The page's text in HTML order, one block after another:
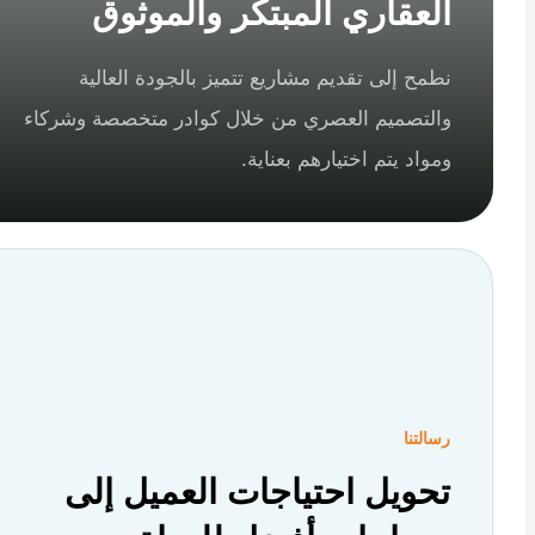
العقاري المبتكر والموثوق
نطمح إلى تقديم مشاريع تتميز بالجودة العالية
والتصميم العصري من خلال كوادر متخصصة وشركاء
ومواد يتم اختيارهم بعناية.
تحويل احتياجات العميل إلى